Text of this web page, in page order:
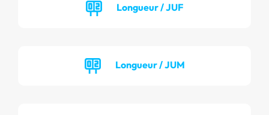
Longueur / JUF
Longueur / JUM